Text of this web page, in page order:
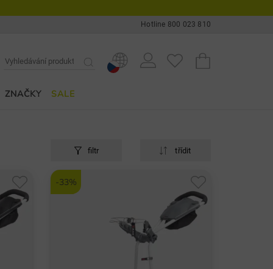
Hotline 800 023 810
ZNAČKY SALE
filtr třídit
-33%